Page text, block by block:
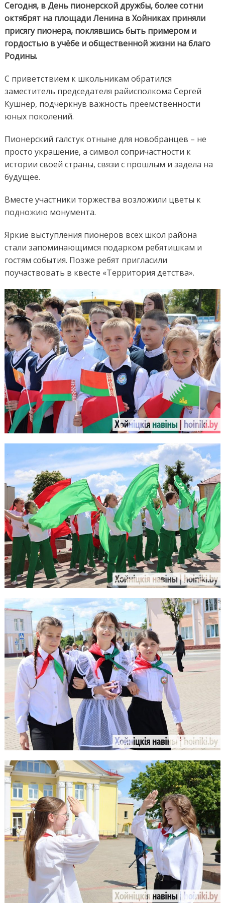
Сегодня, в День пионерской дружбы, более сотни
октябрят на площади Ленина в Хойниках приняли
присягу пионера, поклявшись быть примером и
гордостью в учёбе и общественной жизни на благо
Родины.
С приветствием к школьникам обратился
заместитель председателя райисполкома Сергей
Кушнер, подчеркнув важность преемственности
юных поколений.
Пионерский галстук отныне для новобранцев – не
просто украшение, а символ сопричастности к
истории своей страны, связи с прошлым и задела на
будущее.
Вместе участники торжества возложили цветы к
подножию монумента.
Яркие выступления пионеров всех школ района
стали запоминающимся подарком ребятишкам и
гостям события. Позже ребят пригласили
поучаствовать в квесте «Территория детства».